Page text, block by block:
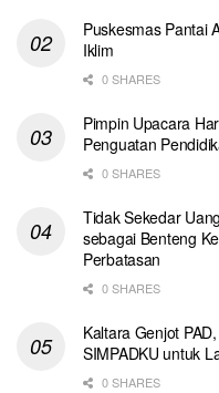
Puskesmas Pantai
Iklim
0 SHARES
Pimpin Upacara
Penguatan
0 SHARES
Tidak Sekedar
sebagai Benteng
Perbatasan
0 SHARES
Kaltara Genjot
SIMPADKU untuk
0 SHARES